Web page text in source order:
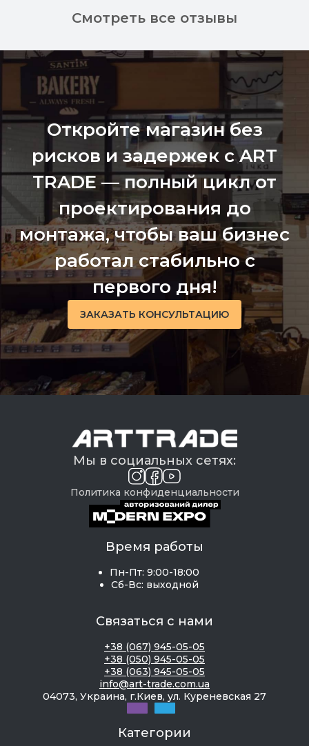
Смотреть все отзывы
Откройте магазин без
рисков и задержек с ART
TRADE — полный цикл от
проектирования до
монтажа, чтобы ваш бизнес
работал стабильно с
первого дня!
ЗАКАЗАТЬ КОНСУЛЬТАЦИЮ
Мы в социальных сетях:
Политика конфиденциальности
Время работы
Пн-Пт: 9:00-18:00
Сб-Вс: выходной
Связаться с нами
+38 (067) 945-05-05
+38 (050) 945-05-05
+38 (063) 945-05-05
info@art-trade.com.ua
04073, Украина, г.Киев, ул. Куреневская 27
Категории